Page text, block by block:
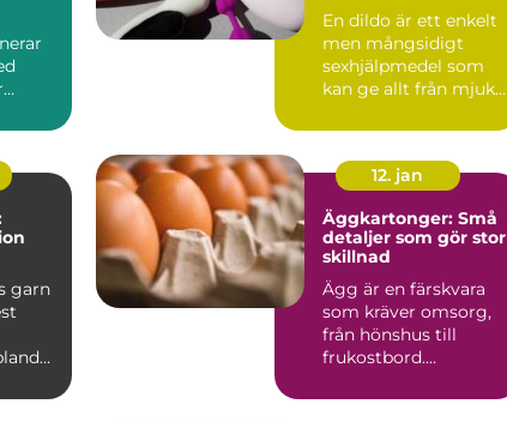
En dildo är ett enkelt
men mångsidigt
sexhjälpmedel som
kan ge allt från mjuk
garn
12. jan
Äggkartonger: Små
detaljer som gör stor
skillnad
Ägg är en färskvara
som kräver omsorg,
från hönshus till
frukostbord....